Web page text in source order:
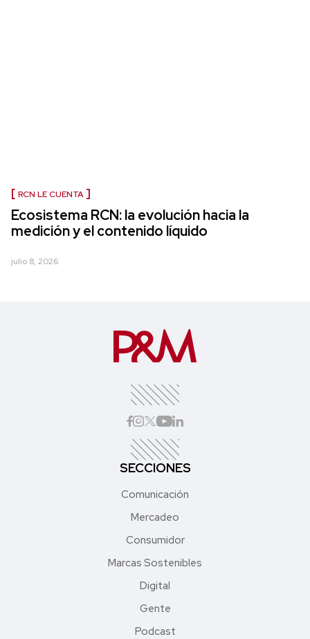
RCN LE CUENTA
Ecosistema RCN: la evolución hacia la
medición y el contenido líquido
julio 8, 2026
SECCIONES
Comunicación
Mercadeo
Consumidor
Marcas Sostenibles
Digital
Gente
Podcast